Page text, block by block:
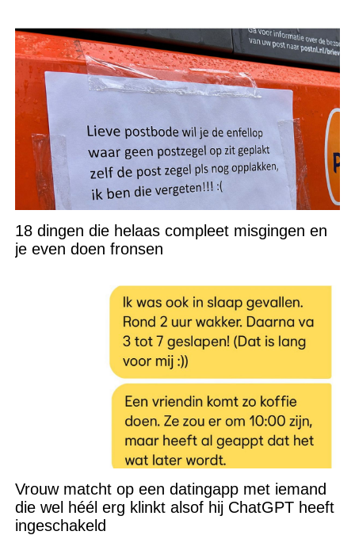
18 dingen die helaas compleet misgingen en
je even doen fronsen
Vrouw matcht op een datingapp met iemand
die wel héél erg klinkt alsof hij ChatGPT heeft
ingeschakeld